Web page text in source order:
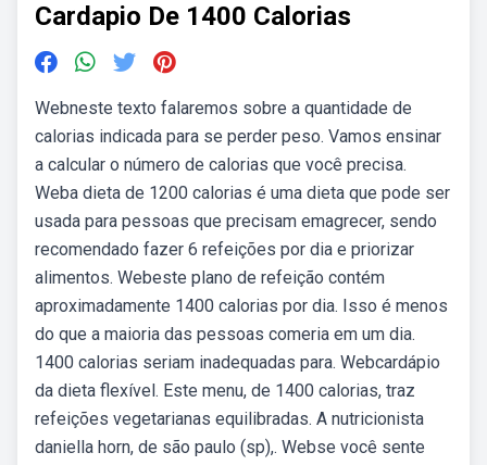
Cardapio De 1400 Calorias
Webneste texto falaremos sobre a quantidade de
calorias indicada para se perder peso. Vamos ensinar
a calcular o número de calorias que você precisa.
Weba dieta de 1200 calorias é uma dieta que pode ser
usada para pessoas que precisam emagrecer, sendo
recomendado fazer 6 refeições por dia e priorizar
alimentos. Webeste plano de refeição contém
aproximadamente 1400 calorias por dia. Isso é menos
do que a maioria das pessoas comeria em um dia.
1400 calorias seriam inadequadas para. Webcardápio
da dieta flexível. Este menu, de 1400 calorias, traz
refeições vegetarianas equilibradas. A nutricionista
daniella horn, de são paulo (sp),. Webse você sente